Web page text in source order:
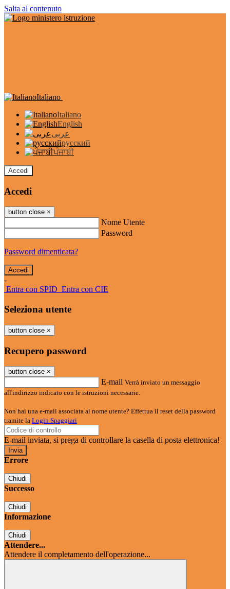
Salta al contenuto
Italiano
Italiano
English
عربى
русский
ਪੰਜਾਬੀ
Accedi
Accedi
button close ×
Nome Utente
Password
Password dimenticata?
-
Entra con SPID Entra con CIE
Seleziona utente
button close ×
Recupero password
button close ×
E-mail Verrà inviato un messaggio
all'indirizzo indicato con le istruzioni necessarie.
Non hai una e-mail associata al nome utente? Effettua il reset della password
tramite la Login Spaggiari
E-mail inviata, si prega di controllare la casella di posta elettronica!
Errore
Chiudi
Successo
Chiudi
Informazione
Chiudi
Attendere...
Attendere il completamento dell'operazione...